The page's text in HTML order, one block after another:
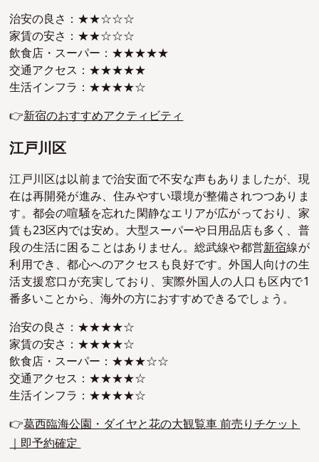
治安の良さ：★★☆☆☆
家賃の安さ：★★☆☆☆
飲食店・スーパー：★★★★★
交通アクセス：★★★★★
生活インフラ：★★★★☆
👉新宿のおすすめアクティビティ
江戸川区
江戸川区は以前まで治安面で不安な声もありましたが、現
在は再開発が進み、住みやすい環境が整備されつつありま
す。都会の喧騒を忘れた閑静なエリアが広がっており、家
賃も23区内では安め。大型スーパーや日用品店も多く、普
段の生活に困ることはありません。総武線や都営新宿線が
利用でき、都心へのアクセスも良好です。外国人向けの生
活支援窓口が充実しており、実際外国人の人口も区内で1
番多いことから、海外の方におすすめできるでしょう。
治安の良さ：★★★★☆
家賃の安さ：★★★★☆
飲食店・スーパー：★★★☆☆
交通アクセス：★★★★☆
生活インフラ：★★★★☆
👉葛西臨海公園・ダイヤと花の大観覧車 前売りチケット
｜即予約確定